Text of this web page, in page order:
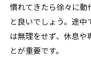
慣れてきたら徐々に動
と良いでしょう。途
は無理をせず、休息
とが重要です。